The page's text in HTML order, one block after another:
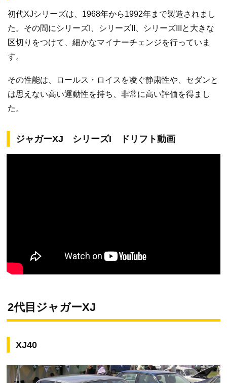
初代XJシリーズは、1968年から1992年まで製造されまし
た。その間にシリーズI、シリーズII、シリーズIIIと大きな
区切りをつけて、細かなマイナーチェンジを行っていま
す。
その性能は、ロールス・ロイスを凌ぐ静粛性や、セダンと
は思えない高い運動性を持ち、非常に高い評価を得まし
た。
ジャガーXJ シリーズI ドリフト動画
2代目ジャガーXJ
XJ40